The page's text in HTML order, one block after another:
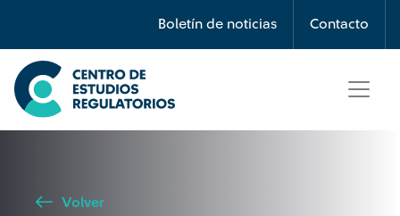
Boletín de noticias Contacto
Búsqueda
Seleccione país
Volver